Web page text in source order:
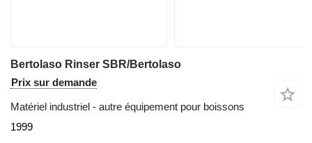
Bertolaso Rinser SBR/Bertolaso
Prix sur demande
Matériel industriel - autre équipement pour boissons
1999